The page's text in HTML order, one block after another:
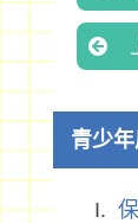
青少